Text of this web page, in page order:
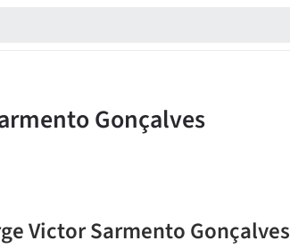
Victor Sarmento Gonçalves